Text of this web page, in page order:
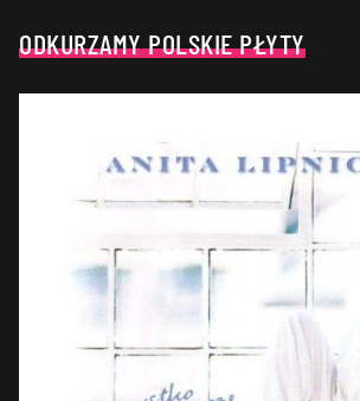
ODKURZAMY POLSKIE PŁYTY